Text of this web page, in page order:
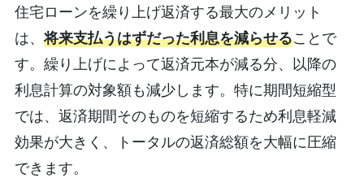
住宅ローンを繰り上げ返済する最大のメリット
は、 将来支払うはずだった利息を減らせることで
す。繰り上げによって返済元本が減る分、以降の
利息計算の対象額も減少します。特に期間短縮型
では、返済期間そのものを短縮するため利息軽減
効果が大きく、トータルの返済総額を大幅に圧縮
できます。